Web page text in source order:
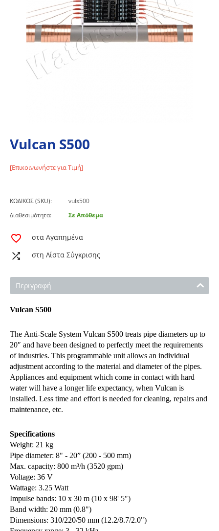
Vulcan S500
[Επικοινωνήστε για Τιμή]
ΚΩΔΙΚΟΣ (SKU):
vuls500
Διαθεσιμότητα:
Σε Απόθεμα
στα Αγαπημένα
στη Λίστα Σύγκρισης
Περιγραφή
Vulcan S500
The Anti-Scale System Vulcan S500 treats pipe diameters up to
20″ and have been designed to perfectly meet the requirements
of industries. This programmable unit allows an individual
adjustment according to the material and diameter of the pipes.
Appliances and equipment which come in contact with hard
water will have a longer life expectancy, when Vulcan is
installed. Less time and effort is needed for cleaning, repairs and
maintenance, etc.
Specifications
Weight: 21 kg
Pipe diameter: 8" - 20” (200 - 500 mm)
Max. capacity: 800 m³/h (3520 gpm)
Voltage: 36 V
Wattage: 3.25 Watt
Impulse bands: 10 x 30 m (10 x 98' 5″)
Band width: 20 mm (0.8")
Dimensions: 310/220/50 mm (12.2/8.7/2.0")